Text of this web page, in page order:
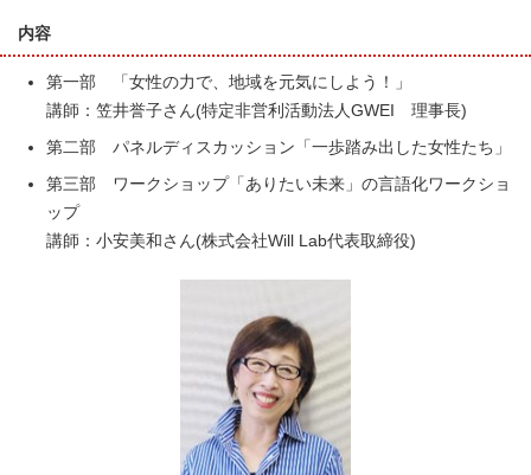
内容
第一部 「女性の力で、地域を元気にしよう！」
講師：笠井誉子さん(特定非営利活動法人GWEI 理事長)
第二部 パネルディスカッション「一歩踏み出した女性たち」
第三部 ワークショップ「ありたい未来」の言語化ワークショ
ップ
講師：小安美和さん(株式会社Will Lab代表取締役)